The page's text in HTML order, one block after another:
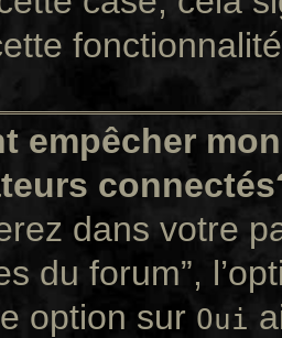
empêcher
dans votre
du forum”,
option sur Oui